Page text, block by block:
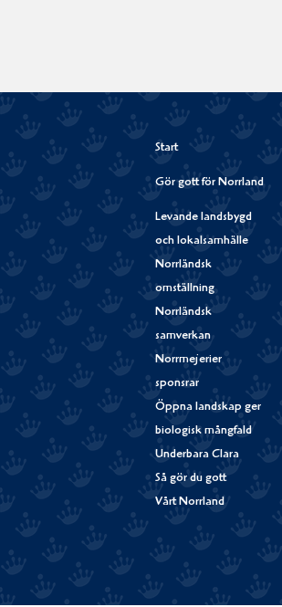
Start
Gör gott för Norrland
Levande landsbygd
och lokalsamhälle
Norrländsk
omställning
Norrländsk
samverkan
Norrmejerier
sponsrar
Öppna landskap ger
biologisk mångfald
Underbara Clara
Så gör du gott
Vårt Norrland